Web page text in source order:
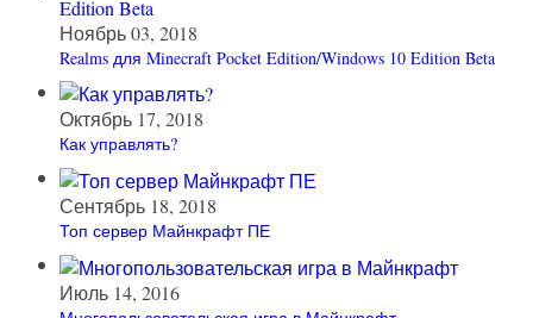
Ноябрь 03, 2018
Realms для Minecraft Pocket Edition/Windows 10 Edition Beta
Октябрь 17, 2018
Как управлять?
Сентябрь 18, 2018
Топ сервер Майнкрафт ПЕ
Июль 14, 2016